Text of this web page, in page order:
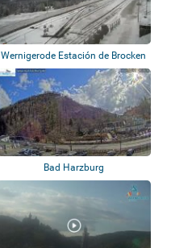
Wernigerode Estación de Brocken
Bad Harzburg